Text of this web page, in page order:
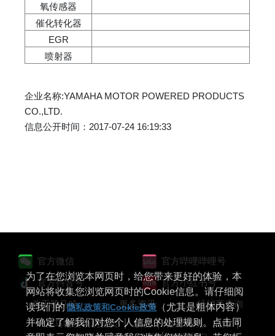
氧传感器
催化转化器
EGR
喷射器
企业名称:YAMAHA MOTOR POWERED PRODUCTS
CO.,LTD.
信息公开时间：2017-07-24 16:19:33
官方微信 官方哔哩哔哩号
官方抖音号 官方小红书号
关于雅马哈 更多资讯
经销商查询
雅马哈发动机首页
版权
推荐环境、插件
为了在您浏览本网页时，给您带来更好的体验，本
网站将收集您浏览网页时的Cookie信息。请仔细阅
读我们的隐私政策和Cookie政策 （尤其是粗体内容）
并确定了解我们对您个人信息的处理规则。点击同